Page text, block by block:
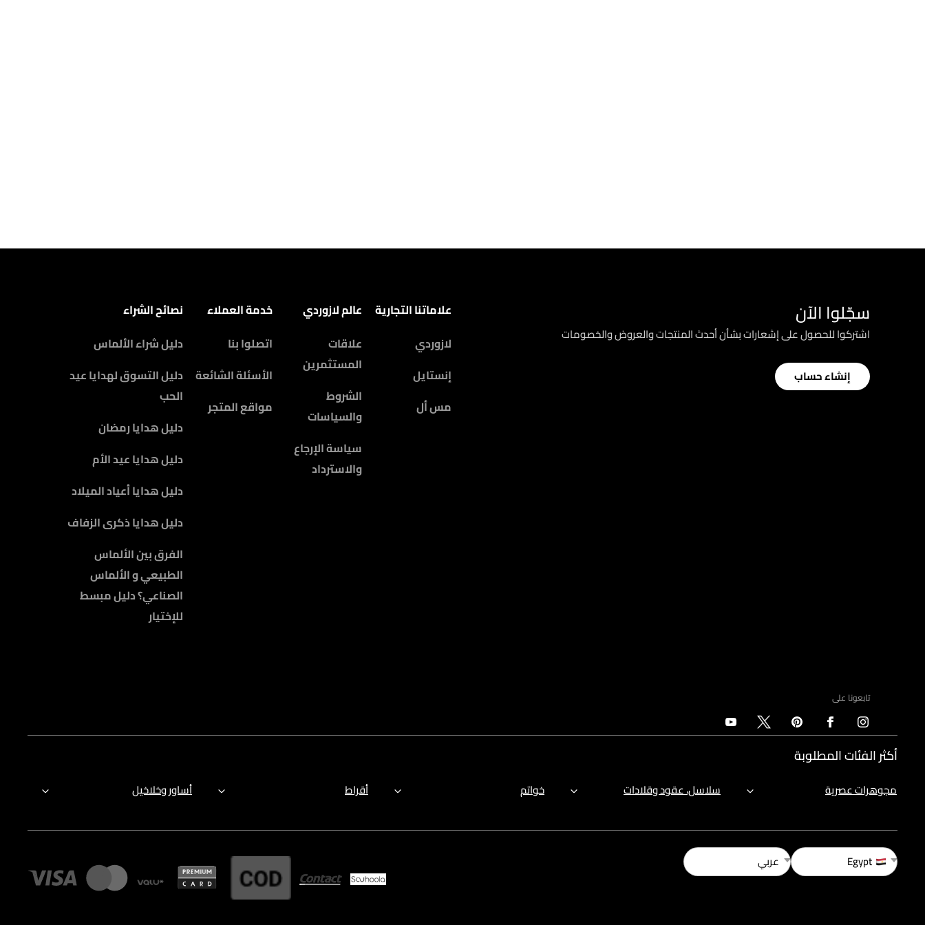
سجّلوا الآن
اشتركوا للحصول على إشعارات بشأن أحدث المنتجات والعروض والخصومات
إنشاء حساب
علاماتنا التجارية
لازوردي
إنستايل
مس أل
عالم لازوردي
علاقات
المستثمرين
الشروط
والسياسات
سياسة الإرجاع
والاسترداد
خدمة العملاء
اتصلوا بنا
الأسئلة الشائعة
مواقع المتجر
نصائح الشراء
دليل شراء الألماس
دليل التسوق لهدايا عيد
الحب
دليل هدايا رمضان
دليل هدايا عيد الأم
دليل هدايا أعياد الميلاد
دليل هدايا ذكرى الزفاف
الفرق بين الألماس
الطبيعي و الألماس
الصناعي؟ دليل مبسط
للإختيار
تابعونا على
أكثر الفئات المطلوبة
مجوهرات عصرية سلاسل، عقود وقلادات خواتم أقراط أساور وخلاخيل
Egypt عربي